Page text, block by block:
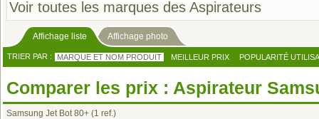
Voir toutes les marques des Aspirateurs
Affichage liste Affichage photo
TRIER PAR : MARQUE ET NOM PRODUIT MEILLEUR PRIX POPULARITÉ
Comparer les prix : Aspirateur
Samsung Jet Bot 80+ (1 ref.)